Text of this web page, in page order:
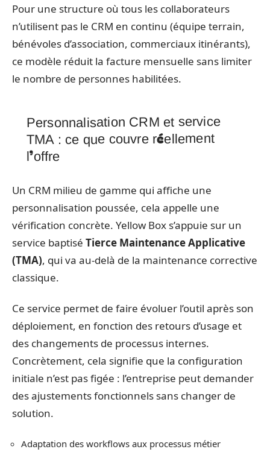
Pour une structure où tous les collaborateurs
n’utilisent pas le CRM en continu (équipe terrain,
bénévoles d’association, commerciaux itinérants),
ce modèle réduit la facture mensuelle sans limiter
le nombre de personnes habilitées.
Personnalisation CRM et service
TMA : ce que couvre réellement
l’offre
Un CRM milieu de gamme qui affiche une
personnalisation poussée, cela appelle une
vérification concrète. Yellow Box s’appuie sur un
service baptisé Tierce Maintenance Applicative
(TMA), qui va au-delà de la maintenance corrective
classique.
Ce service permet de faire évoluer l’outil après son
déploiement, en fonction des retours d’usage et
des changements de processus internes.
Concrètement, cela signifie que la configuration
initiale n’est pas figée : l’entreprise peut demander
des ajustements fonctionnels sans changer de
solution.
Adaptation des workflows aux processus métier